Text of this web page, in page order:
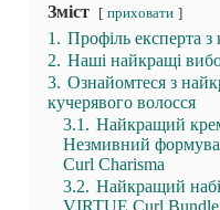
Зміст приховати
1. Профіль експерта з
2. Наші найкращі
3. Ознайомтеся з
кучерявого волосся
3.1. Найкращий
Незмивний
Curl Charisma
3.2. Найкращий
VIRTUE Curl Bundle